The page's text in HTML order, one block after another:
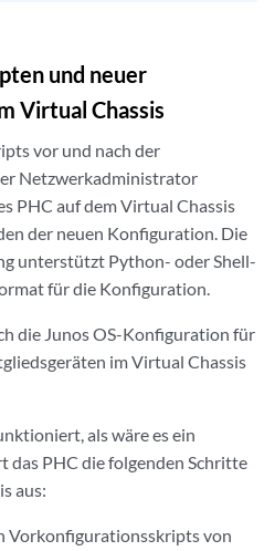
und neuer
Virtual Chassis
vor und nach der
Netzwerkadministrator
PHC auf dem Virtual Chassis
der neuen Konfiguration. Die
unterstützt Python- oder Shell-
für die Konfiguration.
die Junos OS-Konfiguration für
im Virtual Chassis
als wäre es ein
das PHC die folgenden Schritte
aus:
Vorkonfigurationsskripts von